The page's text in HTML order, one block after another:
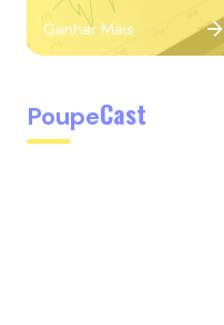
Ganhar Mais
PoupeCast